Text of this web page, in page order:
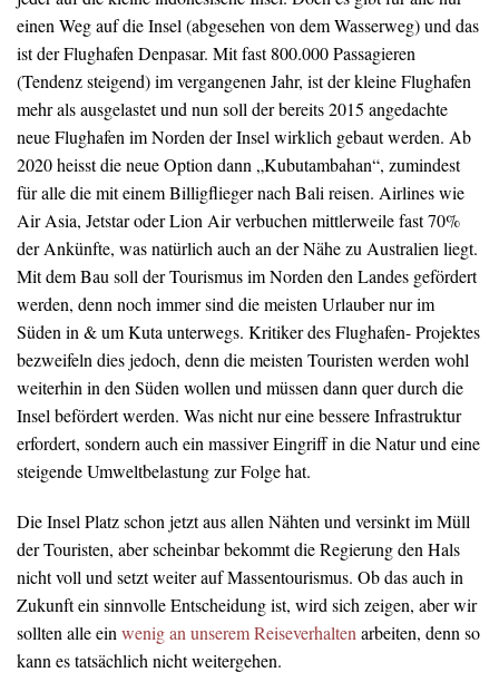
einen Weg auf die Insel (abgesehen von dem Wasserweg) und das
ist der Flughafen Denpasar. Mit fast 800.000 Passagieren
(Tendenz steigend) im vergangenen Jahr, ist der kleine Flughafen
mehr als ausgelastet und nun soll der bereits 2015 angedachte
neue Flughafen im Norden der Insel wirklich gebaut werden. Ab
2020 heisst die neue Option dann „Kubutambahan“, zumindest
für alle die mit einem Billigflieger nach Bali reisen. Airlines wie
Air Asia, Jetstar oder Lion Air verbuchen mittlerweile fast 70%
der Ankünfte, was natürlich auch an der Nähe zu Australien liegt.
Mit dem Bau soll der Tourismus im Norden den Landes gefördert
werden, denn noch immer sind die meisten Urlauber nur im
Süden in & um Kuta unterwegs. Kritiker des Flughafen- Projektes
bezweifeln dies jedoch, denn die meisten Touristen werden wohl
weiterhin in den Süden wollen und müssen dann quer durch die
Insel befördert werden. Was nicht nur eine bessere Infrastruktur
erfordert, sondern auch ein massiver Eingriff in die Natur und eine
steigende Umweltbelastung zur Folge hat.
Die Insel Platz schon jetzt aus allen Nähten und versinkt im Müll
der Touristen, aber scheinbar bekommt die Regierung den Hals
nicht voll und setzt weiter auf Massentourismus. Ob das auch in
Zukunft ein sinnvolle Entscheidung ist, wird sich zeigen, aber wir
sollten alle ein wenig an unserem Reiseverhalten arbeiten, denn so
kann es tatsächlich nicht weitergehen.